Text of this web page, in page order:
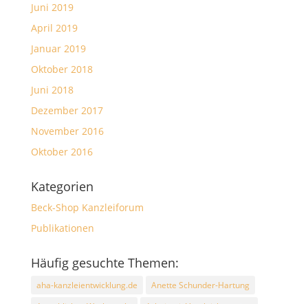
Juni 2019
April 2019
Januar 2019
Oktober 2018
Juni 2018
Dezember 2017
November 2016
Oktober 2016
Kategorien
Beck-Shop Kanzleiforum
Publikationen
Häufig gesuchte Themen:
aha-kanzleientwicklung.de
Anette Schunder-Hartung